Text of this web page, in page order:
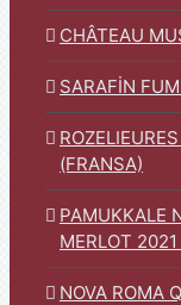
CHÂTEAU
SARAFİN
(FRANSA)
PAMUKKALE
MERLOT
NOVA ROMA